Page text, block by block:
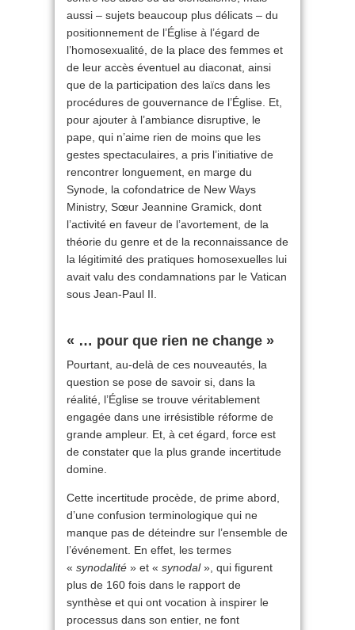
aussi – sujets beaucoup plus délicats – du
positionnement de l’Église à l’égard de
l’homosexualité, de la place des femmes et
de leur accès éventuel au diaconat, ainsi
que de la participation des laïcs dans les
procédures de gouvernance de l’Église. Et,
pour ajouter à l’ambiance disruptive, le
pape, qui n’aime rien de moins que les
gestes spectaculaires, a pris l’initiative de
rencontrer longuement, en marge du
Synode, la cofondatrice de New Ways
Ministry, Sœur Jeannine Gramick, dont
l’activité en faveur de l’avortement, de la
théorie du genre et de la reconnaissance de
la légitimité des pratiques homosexuelles lui
avait valu des condamnations par le Vatican
sous Jean-Paul II.
« … pour que rien ne change »
Pourtant, au-delà de ces nouveautés, la
question se pose de savoir si, dans la
réalité, l’Église se trouve véritablement
engagée dans une irrésistible réforme de
grande ampleur. Et, à cet égard, force est
de constater que la plus grande incertitude
domine.
Cette incertitude procède, de prime abord,
d’une confusion terminologique qui ne
manque pas de déteindre sur l’ensemble de
l’événement. En effet, les termes
« synodalité » et « synodal», qui figurent
plus de 160 fois dans le rapport de
synthèse et qui ont vocation à inspirer le
processus dans son entier, ne font